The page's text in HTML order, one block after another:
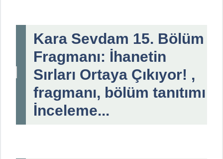
Kara Sevdam 15. Bölüm
Fragmanı: İhanetin
Sırları Ortaya Çıkıyor! ,
fragmanı, bölüm tanıtımı
İnceleme...